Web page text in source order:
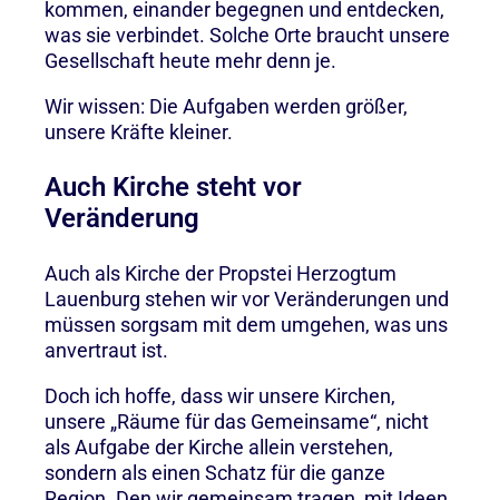
kommen, einander begegnen und entdecken,
was sie verbindet. Solche Orte braucht unsere
Gesellschaft heute mehr denn je.
Wir wissen: Die Aufgaben werden größer,
unsere Kräfte kleiner.
Auch Kirche steht vor
Veränderung
Auch als Kirche der Propstei Herzogtum
Lauenburg stehen wir vor Veränderungen und
müssen sorgsam mit dem umgehen, was uns
anvertraut ist.
Doch ich hoffe, dass wir unsere Kirchen,
unsere „Räume für das Gemeinsame“, nicht
als Aufgabe der Kirche allein verstehen,
sondern als einen Schatz für die ganze